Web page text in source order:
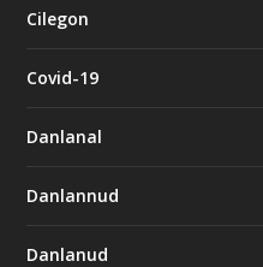
Cilegon
Covid-19
Danlanal
Danlannud
Danlanud